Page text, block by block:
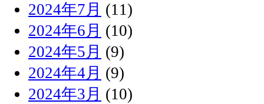
2024年7月 (11)
2024年6月 (10)
2024年5月 (9)
2024年4月 (9)
2024年3月 (10)